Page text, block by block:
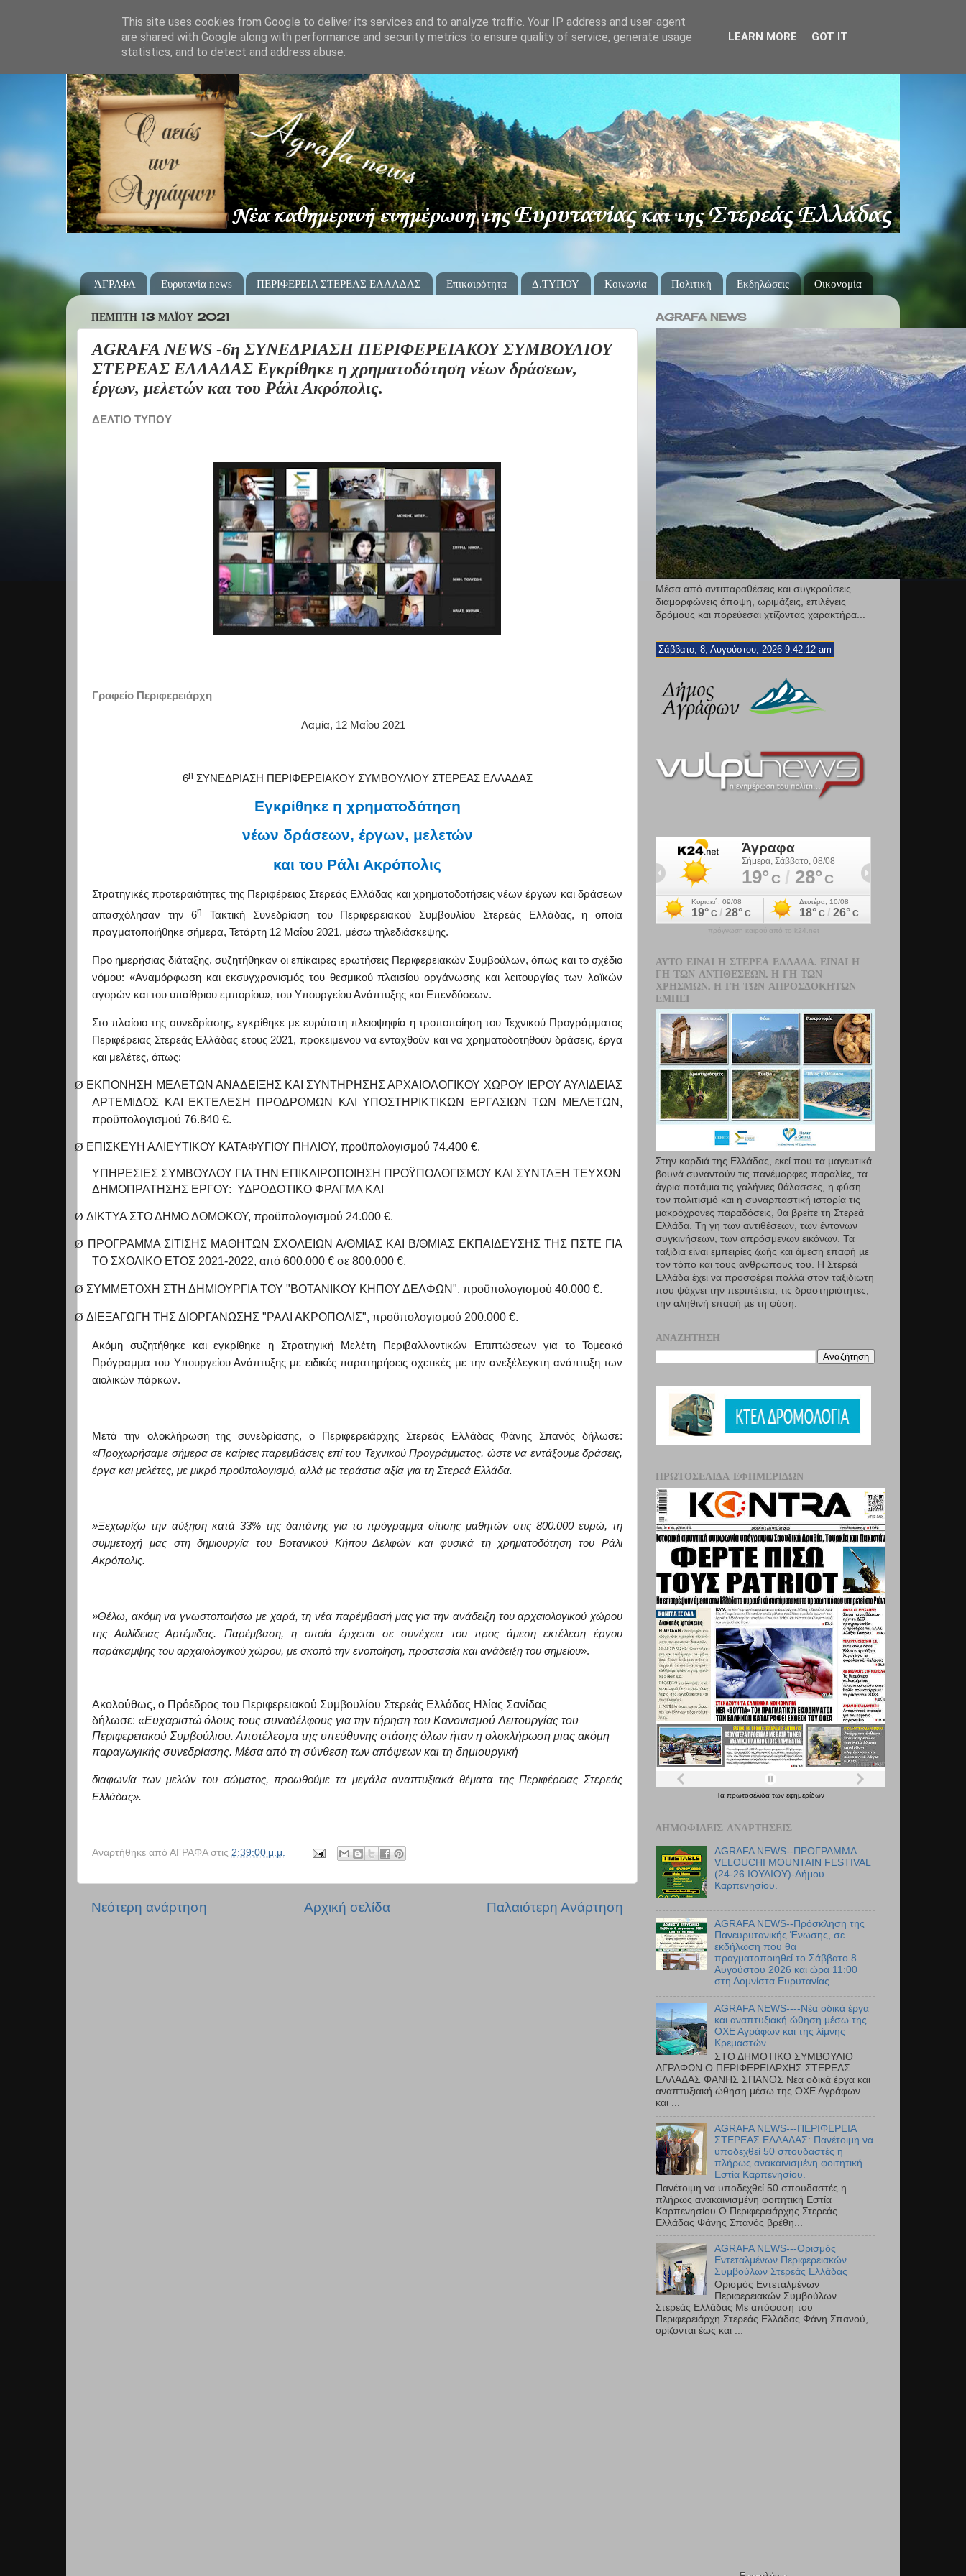
ΆΓΡΑΦΑ Ευρυτανία news ΠΕΡΙΦΕΡΕΙΑ ΣΤΕΡΕΑΣ ΕΛΛΑΔΑΣ Επικαιρότητα Δ.ΤΥΠΟΥ Κοινωνία Πολιτική Εκδηλώσεις Οικονομία
ΠΈΜΠΤΗ 13 ΜΑΪ́ΟΥ 2021
AGRAFA NEWS -6η ΣΥΝΕΔΡΙΑΣΗ ΠΕΡΙΦΕΡΕΙΑΚΟΥ ΣΥΜΒΟΥΛΙΟΥ
ΣΤΕΡΕΑΣ ΕΛΛΑΔΑΣ Εγκρίθηκε η χρηματοδότηση νέων δράσεων,
έργων, μελετών και του Ράλι Ακρόπολις.
ΔΕΛΤΙΟ ΤΥΠΟΥ
Γραφείο Περιφερειάρχη
Λαμία, 12 Μαΐου 2021
6η ΣΥΝΕΔΡΙΑΣΗ ΠΕΡΙΦΕΡΕΙΑΚΟΥ ΣΥΜΒΟΥΛΙΟΥ ΣΤΕΡΕΑΣ ΕΛΛΑΔΑΣ
Εγκρίθηκε η χρηματοδότηση
νέων δράσεων, έργων, μελετών
και του Ράλι Ακρόπολις
Στρατηγικές προτεραιότητες της Περιφέρειας Στερεάς Ελλάδας και χρηματοδοτήσεις νέων έργων και δράσεων
απασχόλησαν την 6η Τακτική Συνεδρίαση του Περιφερειακού Συμβουλίου Στερεάς Ελλάδας, ηοποία
πραγματοποιήθηκε σήμερα, Τετάρτη 12 Μαΐου 2021, μέσω τηλεδιάσκεψης.
Προ ημερήσιας διάταξης, συζητήθηκαν οι επίκαιρες ερωτήσεις Περιφερειακών Συμβούλων, όπως και το σχέδιο
νόμου: «Αναμόρφωση και εκσυγχρονισμός του θεσμικού πλαισίου οργάνωσης και λειτουργίας των λαϊκών
αγορών και του υπαίθριου εμπορίου», του Υπουργείου Ανάπτυξης και Επενδύσεων.
Στο πλαίσιο της συνεδρίασης, εγκρίθηκε με ευρύτατη πλειοψηφία η τροποποίηση του Τεχνικού Προγράμματος
Περιφέρειας Στερεάς Ελλάδας έτους 2021, προκειμένου ναενταχθούν και να χρηματοδοτηθούν δράσεις, έργα
και μελέτες, όπως:
Ø ΕΚΠΟΝΗΣΗ ΜΕΛΕΤΩΝ ΑΝΑΔΕΙΞΗΣ ΚΑΙ ΣΥΝΤΗΡΗΣΗΣ ΑΡΧΑΙΟΛΟΓΙΚΟΥ ΧΩΡΟΥ ΙΕΡΟΥ ΑΥΛΙΔΕΙΑΣ
ΑΡΤΕΜΙΔΟΣ ΚΑΙ ΕΚΤΕΛΕΣΗ ΠΡΟΔΡΟΜΩΝ ΚΑΙ ΥΠΟΣΤΗΡΙΚΤΙΚΩΝ ΕΡΓΑΣΙΩΝ ΤΩΝ ΜΕΛΕΤΩΝ,
προϋπολογισμού 76.840 €.
Ø ΕΠΙΣΚΕΥΗ ΑΛΙΕΥΤΙΚΟΥ ΚΑΤΑΦΥΓΙΟΥ ΠΗΛΙΟΥ, προϋπολογισμού 74.400 €.
ΥΠΗΡΕΣΙΕΣ ΣΥΜΒΟΥΛΟΥ ΓΙΑ ΤΗΝ ΕΠΙΚΑΙΡΟΠΟΙΗΣΗ ΠΡΟΫΠΟΛΟΓΙΣΜΟΥ ΚΑΙ ΣΥΝΤΑΞΗ ΤΕΥΧΩΝ
ΔΗΜΟΠΡΑΤΗΣΗΣ ΕΡΓΟΥ: ΥΔΡΟΔΟΤΙΚΟ ΦΡΑΓΜΑ ΚΑΙ
Ø ΔΙΚΤΥΑ ΣΤΟ ΔΗΜΟ ΔΟΜΟΚΟΥ, προϋπολογισμού 24.000 €.
Ø ΠΡΟΓΡΑΜΜΑ ΣΙΤΙΣΗΣ ΜΑΘΗΤΩΝ ΣΧΟΛΕΙΩΝ Α/ΘΜΙΑΣ ΚΑΙ Β/ΘΜΙΑΣ ΕΚΠΑΙΔΕΥΣΗΣ ΤΗΣ ΠΣΤΕ ΓΙΑ
ΤΟ ΣΧΟΛΙΚΟ ΕΤΟΣ 2021-2022, από 600.000 € σε 800.000 €.
Ø ΣΥΜΜΕΤΟΧΗ ΣΤΗ ΔΗΜΙΟΥΡΓΙΑ ΤΟΥ "ΒΟΤΑΝΙΚΟΥ ΚΗΠΟΥ ΔΕΛΦΩΝ", προϋπολογισμού 40.000 €.
Ø ΔΙΕΞΑΓΩΓΗ ΤΗΣ ΔΙΟΡΓΑΝΩΣΗΣ "ΡΑΛΙ ΑΚΡΟΠΟΛΙΣ", προϋπολογισμού 200.000 €.
Ακόμη συζητήθηκε και εγκρίθηκε η Στρατηγική Μελέτη Περιβαλλοντικών Επιπτώσεων για το Τομεακό
Πρόγραμμα του Υπουργείου Ανάπτυξης με ειδικές παρατηρήσεις σχετικές με την ανεξέλεγκτη ανάπτυξη των
αιολικών πάρκων.
Μετά την ολοκλήρωση της συνεδρίασης, ο
Περιφερειάρχης Στερεάς Ελλάδας Φάνης Σπανός δήλωσε:
«Προχωρήσαμε σήμερα σε καίριες παρεμβάσεις επί του Τεχνικού Προγράμματος, ώστε να εντάξουμε δράσεις,
έργα και μελέτες, με μικρό προϋπολογισμό, αλλά με τεράστια αξία για τη Στερεά Ελλάδα.
»Ξεχωρίζω την αύξηση κατά 33% της δαπάνης για το πρόγραμμα σίτισης μαθητών στις 800.000 ευρώ, τη
συμμετοχή μας στη δημιουργία του Βοτανικού Κήπου Δελφών και φυσικά τη χρηματοδότηση του Ράλι
Ακρόπολις.
»Θέλω, ακόμη να γνωστοποιήσω με χαρά, τη νέα παρέμβασή μας για την ανάδειξη του αρχαιολογικού χώρου
της Αυλίδειας Αρτέμιδας. Παρέμβαση, η οποία έρχεται σε συνέχεια του προς άμεση εκτέλεση έργου
παράκαμψης του αρχαιολογικού χώρου, με σκοπό την ενοποίηση, προστασία και ανάδειξη του σημείου».
Ακολούθως, ο Πρόεδρος του Περιφερειακού Συμβουλίου Στερεάς Ελλάδας Ηλίας Σανίδας
δήλωσε: «Ευχαριστώ όλους τους συναδέλφους για την τήρηση του Κανονισμού Λειτουργίας του
Περιφερειακού Συμβούλιου. Αποτέλεσμα της υπεύθυνης στάσης όλων ήταν η ολοκλήρωση μιας ακόμη
παραγωγικής συνεδρίασης. Μέσα από τη σύνθεση των απόψεων και τη δημιουργική
διαφωνία των μελών του σώματος, προωθούμε τα μεγάλα αναπτυξιακά θέματα της Περιφέρειας Στερεάς
Ελλάδας».
Αναρτήθηκε από ΑΓΡΑΦΑ στις 2:39:00 μ.μ.
Νεότερη ανάρτηση Παλαιότερη Ανάρτηση
Αρχική σελίδα
AGRAFA NEWS
Μέσα από αντιπαραθέσεις και συγκρούσεις
διαμορφώνεις άποψη, ωριμάζεις, επιλέγεις
δρόμους και πορεύεσαι χτίζοντας χαρακτήρα...
Σάββατο, 8, Αυγούστου, 2026 9:42:14 am
πρόγνωση καιρού από το k24.net
ΑΥΤΌ ΕΊΝΑΙ Η ΣΤΕΡΕΆ ΕΛΛΆΔΑ. ΕΊΝΑΙ Η
ΓΗ ΤΩΝ ΑΝΤΙΘΈΣΕΩΝ. Η ΓΗ ΤΩΝ
ΧΡΗΣΜΏΝ. Η ΓΗ ΤΩΝ ΑΠΡΟΣΔΌΚΗΤΩΝ
ΕΜΠΕΙ
Στην καρδιά της Ελλάδας, εκεί που τα µαγευτικά
βουνά συναντούν τις πανέμορφες παραλίες, τα
άγρια ποτάμια τις γαλήνιες θάλασσες, η φύση
τον πολιτισμό και η συναρπαστική ιστορία τις
μακρόχρονες παραδόσεις, θα βρείτε τη Στερεά
Ελλάδα. Τη γη των αντιθέσεων, των έντονων
συγκινήσεων, των απρόσμενων εικόνων. Τα
ταξίδια είναι εμπειρίες ζωής και άμεση επαφή µε
τον τόπο και τους ανθρώπους του. Η Στερεά
Ελλάδα έχει να προσφέρει πολλά στον ταξιδιώτη
που ψάχνει την περιπέτεια, τις δραστηριότητες,
την αληθινή επαφή µε τη φύση.
ΑΝΑΖΉΤΗΣΗ
ΠΡΩΤΟΣΈΛΙΔΑ ΕΦΗΜΕΡΊΔΩΝ
Τα πρωτοσέλιδα των εφημερίδων
ΔΗΜΟΦΙΛΕΊΣ ΑΝΑΡΤΉΣΕΙΣ
AGRAFA NEWS--ΠΡΟΓΡΑΜΜΑ
VELOUCHI MOUNTAIN FESTIVAL
(24-26 ΙΟΥΛΙΟΥ)-Δήμου
Καρπενησίου.
AGRAFA NEWS--Πρόσκληση της
Πανευρυτανικής Ένωσης, σε
εκδήλωση που θα
πραγματοποιηθεί το Σάββατο 8
Αυγούστου 2026 και ώρα 11:00
στη Δομνίστα Ευρυτανίας.
AGRAFA NEWS----Νέα οδικά έργα
και αναπτυξιακή ώθηση μέσω της
ΟΧΕ Αγράφων και της λίμνης
Κρεμαστών.
ΣΤΟ ΔΗΜΟΤΙΚΟ ΣΥΜΒΟΥΛΙΟ
ΑΓΡΑΦΩΝ Ο ΠΕΡΙΦΕΡΕΙΑΡΧΗΣ ΣΤΕΡΕΑΣ
ΕΛΛΑΔΑΣ ΦΑΝΗΣ ΣΠΑΝΟΣ Νέα οδικά έργα και
αναπτυξιακή ώθηση μέσω της ΟΧΕ Αγράφων
και ...
AGRAFA NEWS---ΠΕΡΙΦΕΡΕΙΑ
ΣΤΕΡΕΑΣ ΕΛΛΑΔΑΣ: Πανέτοιμη να
υποδεχθεί 50 σπουδαστές η
πλήρως ανακαινισμένη φοιτητική
Εστία Καρπενησίου.
Πανέτοιμη να υποδεχθεί 50 σπουδαστές η
πλήρως ανακαινισμένη φοιτητική Εστία
Καρπενησίου Ο Περιφερειάρχης Στερεάς
Ελλάδας Φάνης Σπανός βρέθη...
AGRAFA NEWS---Ορισμός
Εντεταλμένων Περιφερειακών
Συμβούλων Στερεάς Ελλάδας
Ορισμός Εντεταλμένων
Περιφερειακών Συμβούλων
Στερεάς Ελλάδας Με απόφαση του
Περιφερειάρχη Στερεάς Ελλάδας Φάνη Σπανού,
ορίζονται έως και ...
This site uses cookies from Google to deliver its services and to analyze traffic. Your IP address and user-agent
are shared with Google along with performance and security metrics to ensure quality of service, generate usage
statistics, and to detect and address abuse.
LEARN MORE GOT IT